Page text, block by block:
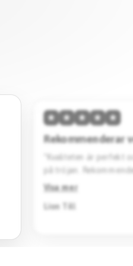
★ ★ ★ ★ ★
Hög kvalitet &
“Den här tröjan
Designen är stilren.
Rekommenderar starkt.”
Visa mer